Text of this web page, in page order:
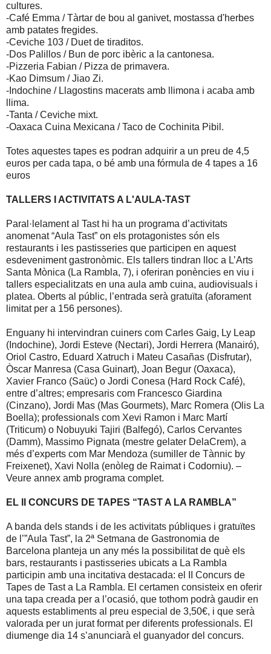
cultures.
-Café Emma / Tàrtar de bou al ganivet, mostassa d'herbes
amb patates fregides.
-Ceviche 103 / Duet de tiraditos.
-Dos Palillos / Bun de porc ibèric a la cantonesa.
-Pizzeria Fabian / Pizza de primavera.
-Kao Dimsum / Jiao Zi.
-Indochine / Llagostins macerats amb llimona i acaba amb
llima.
-Tanta / Ceviche mixt.
-Oaxaca Cuina Mexicana / Taco de Cochinita Pibil.
Totes aquestes tapes es podran adquirir a un preu de 4,5
euros per cada tapa, o bé amb una fórmula de 4 tapes a 16
euros
TALLERS I ACTIVITATS A L'AULA-TAST
Paral·lelament al Tast hi ha un programa d’activitats
anomenat “Aula Tast” on els protagonistes són els
restaurants i les pastisseries que participen en aquest
esdeveniment gastronòmic. Els tallers tindran lloc a L’Arts
Santa Mònica (La Rambla, 7), i oferiran ponències en viu i
tallers especialitzats en una aula amb cuina, audiovisuals i
platea. Oberts al públic, l’entrada serà gratuïta (aforament
limitat per a 156 persones).
Enguany hi intervindran cuiners com Carles Gaig, Ly Leap
(Indochine), Jordi Esteve (Nectari), Jordi Herrera (Manairó),
Oriol Castro, Eduard Xatruch i Mateu Casañas (Disfrutar),
Òscar Manresa (Casa Guinart), Joan Begur (Oaxaca),
Xavier Franco (Saüc) o Jordi Conesa (Hard Rock Café),
entre d’altres; empresaris com Francesco Giardina
(Cinzano), Jordi Mas (Mas Gourmets), Marc Romera (Olis La
Boella); professionals com Xevi Ramon i Marc Martí
(Triticum) o Nobuyuki Tajiri (Balfegó), Carlos Cervantes
(Damm), Massimo Pignata (mestre gelater DelaCrem), a
més d’experts com Mar Mendoza (sumiller de Tànnic by
Freixenet), Xavi Nolla (enòleg de Raimat i Codorniu). –
Veure annex amb programa complet.
EL II CONCURS DE TAPES “TAST A LA RAMBLA”
A banda dels stands i de les activitats públiques i gratuïtes
de l’”Aula Tast”, la 2ª Setmana de Gastronomia de
Barcelona planteja un any més la possibilitat de què els
bars, restaurants i pastisseries ubicats a La Rambla
participin amb una incitativa destacada: el II Concurs de
Tapes de Tast a La Rambla. El certamen consisteix en oferir
una tapa creada per a l’ocasió, que tothom podrà gaudir en
aquests establiments al preu especial de 3,50€, i que serà
valorada per un jurat format per diferents professionals. El
diumenge dia 14 s’anunciarà el guanyador del concurs.